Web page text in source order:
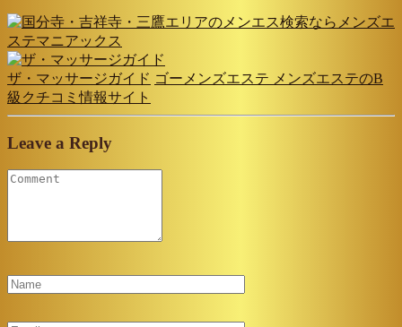
ザ・マッサージガイド ゴーメンズエステ メンズエステのB
級クチコミ情報サイト
Leave a Reply